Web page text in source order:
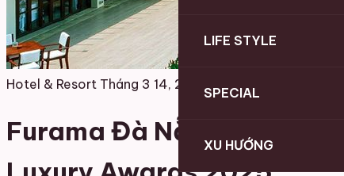
LIFE STYLE
SPECIAL
XU HƯỚNG
Hotel & Resort Tháng 3 14, 2026
Furama Đà Nẵng vinh dự